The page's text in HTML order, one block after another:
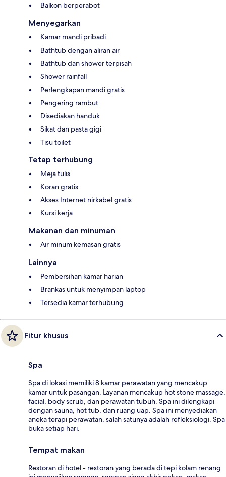
Balkon berperabot
Menyegarkan
Kamar mandi pribadi
Bathtub dengan aliran air
Bathtub dan shower terpisah
Shower rainfall
Perlengkapan mandi gratis
Pengering rambut
Disediakan handuk
Sikat dan pasta gigi
Tisu toilet
Tetap terhubung
Meja tulis
Koran gratis
Akses Internet nirkabel gratis
Kursi kerja
Makanan dan minuman
Air minum kemasan gratis
Lainnya
Pembersihan kamar harian
Brankas untuk menyimpan laptop
Tersedia kamar terhubung
Fitur khusus
Spa
Spa di lokasi memiliki 8 kamar perawatan yang mencakup
kamar untuk pasangan. Layanan mencakup hot stone massage,
facial, body scrub, dan perawatan tubuh. Spa ini dilengkapi
dengan sauna, hot tub, dan ruang uap. Spa ini menyediakan
aneka terapi perawatan, salah satunya adalah refleksiologi. Spa
buka setiap hari.
Tempat makan
Restoran di hotel - restoran yang berada di tepi kolam renang